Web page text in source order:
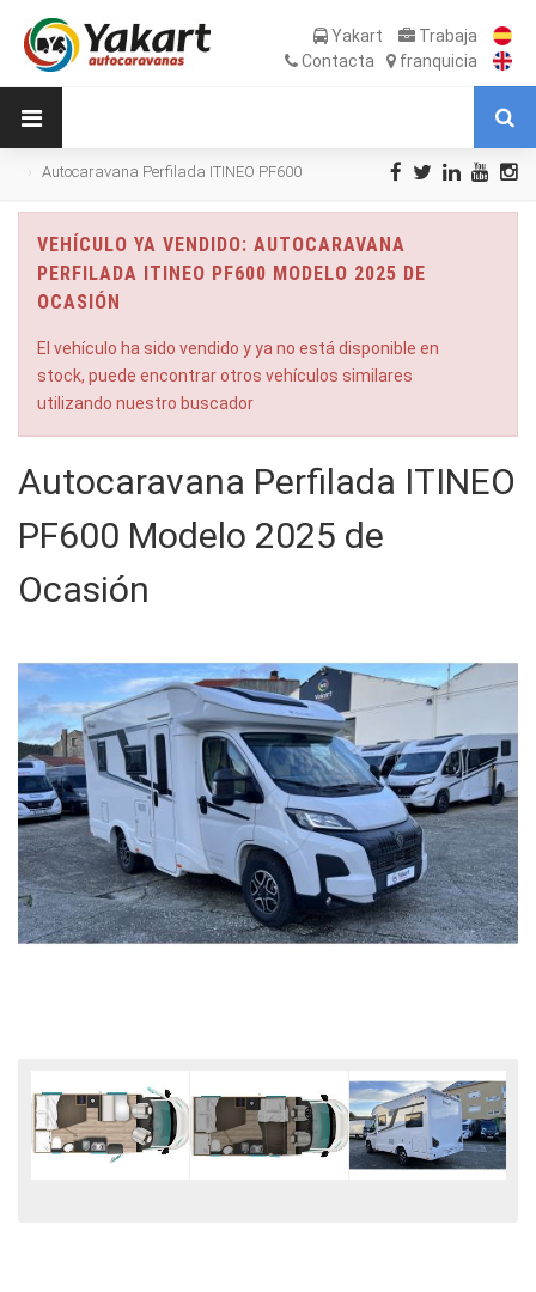
Yakart
Trabaja
Contacta
franquicia
Autocaravana Perfilada ITINEO PF600
VEHÍCULO YA VENDIDO: AUTOCARAVANA
PERFILADA ITINEO PF600 MODELO 2025 DE
OCASIÓN
El vehículo ha sido vendido y ya no está disponible en
stock, puede encontrar otros vehículos similares
utilizando nuestro buscador
Autocaravana Perfilada ITINEO
PF600 Modelo 2025 de
Ocasión